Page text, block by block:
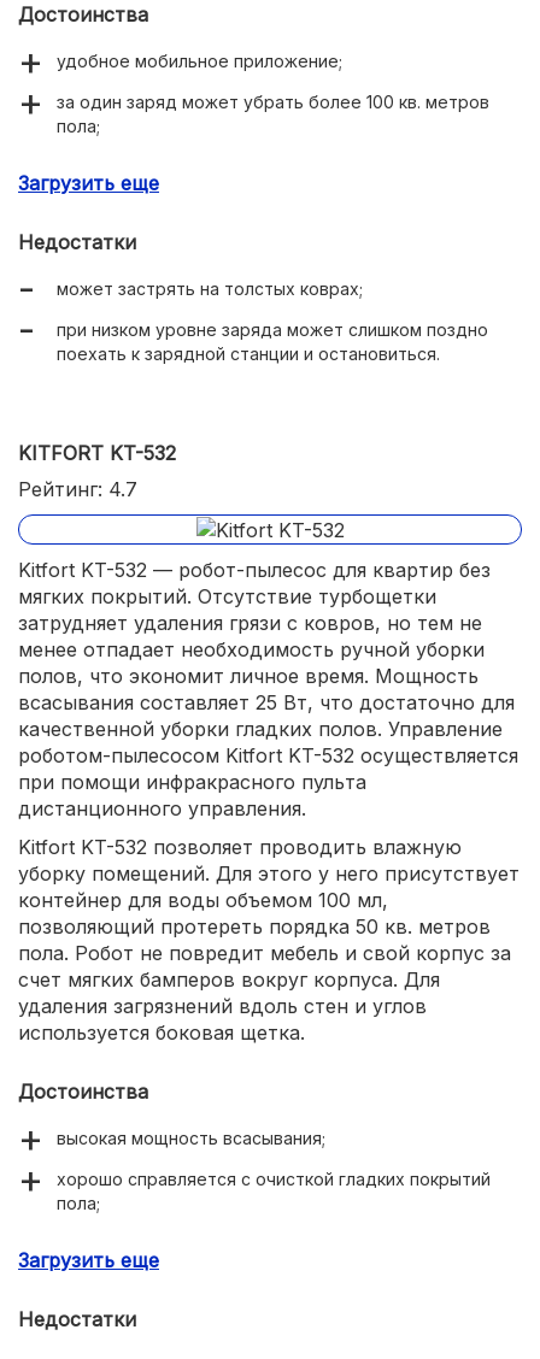
Достоинства
удобное мобильное приложение;
за один заряд может убрать более 100 кв. метров
пола;
Загрузить еще
Недостатки
может застрять на толстых коврах;
при низком уровне заряда может слишком поздно
поехать к зарядной станции и остановиться.
KITFORT KT-532
Рейтинг: 4.7
Kitfort KT-532 — робот-пылесос для квартир без
мягких покрытий. Отсутствие турбощетки
затрудняет удаления грязи с ковров, но тем не
менее отпадает необходимость ручной уборки
полов, что экономит личное время. Мощность
всасывания составляет 25 Вт, что достаточно для
качественной уборки гладких полов. Управление
роботом-пылесосом Kitfort KT-532 осуществляется
при помощи инфракрасного пульта
дистанционного управления.
Kitfort KT-532 позволяет проводить влажную
уборку помещений. Для этого у него присутствует
контейнер для воды объемом 100 мл,
позволяющий протереть порядка 50 кв. метров
пола. Робот не повредит мебель и свой корпус за
счет мягких бамперов вокруг корпуса. Для
удаления загрязнений вдоль стен и углов
используется боковая щетка.
Достоинства
высокая мощность всасывания;
хорошо справляется с очисткой гладких покрытий
пола;
Загрузить еще
Недостатки